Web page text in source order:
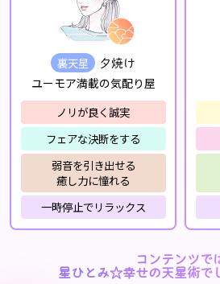
裏天星 夕焼け
ユーモア満載の気配り屋
ノリが良く誠実
フェアな決断をする
弱音を引き出せる
癒し力に憧れる
一時停止でリラックス
コンテンツで
星ひとみ☆幸せの天星術で